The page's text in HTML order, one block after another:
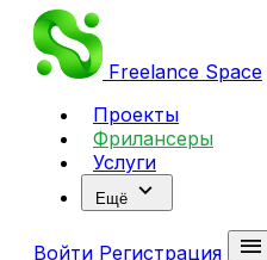
Freelance Space
Проекты
Фрилансеры
Услуги
Ещё expand_more
Войти Регистрация
menu